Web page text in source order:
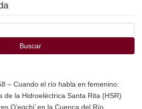
ar
Buscar
– Cuando el río habla en femenino:
de la Hidroeléctrica Santa Rita (HSR)
Q’eqchi’ en la Cuenca del Río